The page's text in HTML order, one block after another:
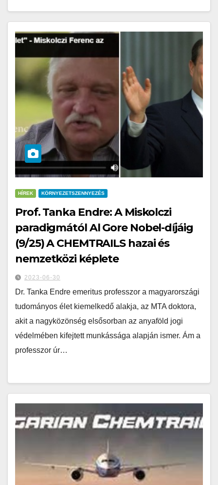
HÍREK KÖRNYEZETSZENNYEZÉS
Prof. Tanka Endre: A Miskolczi
paradigmától Al Gore Nobel-díjáig
(9/25) A CHEMTRAILS hazai és
nemzetközi képlete
2023-06-30
Dr. Tanka Endre emeritus professzor a magyarországi
tudományos élet kiemelkedő alakja, az MTA doktora,
akit a nagyközönség elsősorban az anyaföld jogi
védelmében kifejtett munkássága alapján ismer. Ám a
professzor úr…